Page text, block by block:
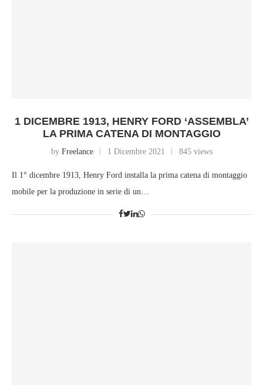
1 DICEMBRE 1913, HENRY FORD ‘ASSEMBLA’
LA PRIMA CATENA DI MONTAGGIO
by Freelance 1 Dicembre 2021 845 views
Il 1° dicembre 1913, Henry Ford installa la prima catena di montaggio
mobile per la produzione in serie di un…